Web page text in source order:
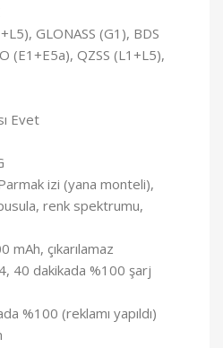
GLONASS (G1), BDS
(E1+E5a), QZSS (L1+L5),
Evet
izi (yana monteli),
renk spektrumu,
mAh, çıkarılamaz
40 dakikada %100 şarj
%100 (reklamı yapıldı)